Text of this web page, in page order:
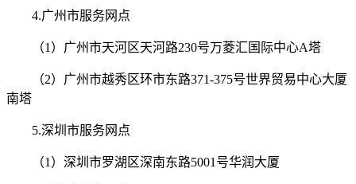
4.广州市服务网点
（1）广州市天河区天河路230号万菱汇国际中心A塔
（2）广州市越秀区环市东路371-375号世界贸易中心大厦
南塔
5.深圳市服务网点
（1）深圳市罗湖区深南东路5001号华润大厦